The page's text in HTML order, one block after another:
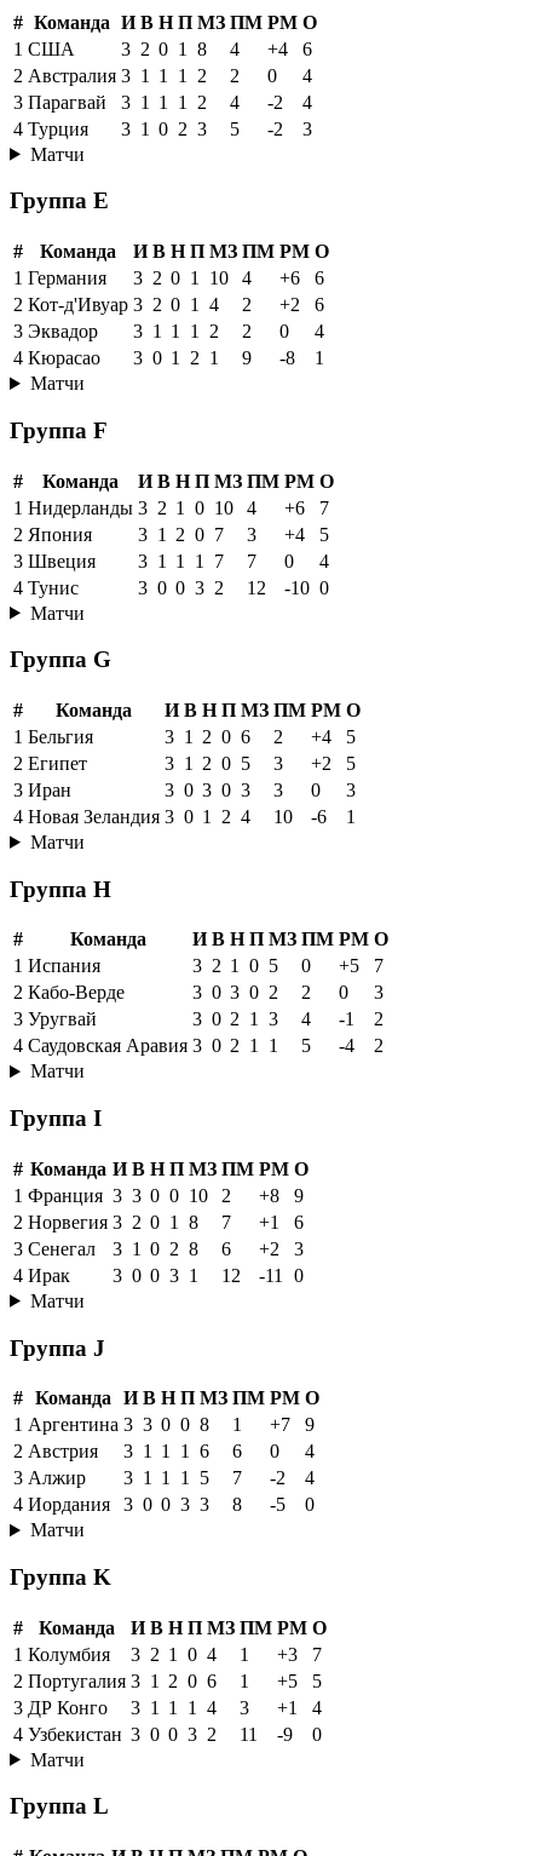
# Команда И В Н П МЗ ПМ РМ О
1 США 3 2 0 1 8 4 +4
6
2 Австралия 3 1 1 1 2 2 0
4
3 Парагвай 3 1 1 1 2 4 -2
4
4 Турция 3 1 0 2 3 5 -2
3
Матчи
Группа E
# Команда И В Н П МЗ ПМ РМ О
1 Германия 3 2 0 1 10 4 +6
6
2 Кот-д'Ивуар 3 2 0 1 4 2 +2
6
3 Эквадор 3 1 1 1 2 2 0
4
4 Кюрасао 3 0 1 2 1 9 -8
1
Матчи
Группа F
# Команда И В Н П МЗ ПМ РМ О
1 Нидерланды 3 2 1 0 10 4 +6
7
2 Япония 3 1 2 0 7 3 +4
5
3 Швеция 3 1 1 1 7 7 0
4
4 Тунис 3 0 0 3 2 12 -10 0
Матчи
Группа G
# Команда И В Н П МЗ ПМ РМ О
1 Бельгия 3 1 2 0 6 2 +4
5
2 Египет 3 1 2 0 5 3 +2
5
3 Иран 3 0 3 0 3 3 0
3
4 Новая Зеландия 3 0 1 2 4 10 -6
1
Матчи
Группа H
# Команда И В Н П МЗ ПМ РМ О
1 Испания 3 2 1 0 5 0 +5
7
2 Кабо-Верде 3 0 3 0 2 2 0
3
3 Уругвай 3 0 2 1 3 4 -1
2
4 Саудовская Аравия 3 0 2 1 1 5 -4
2
Матчи
Группа I
# Команда И В Н П МЗ ПМ РМ О
1 Франция 3 3 0 0 10 2 +8
9
2 Норвегия 3 2 0 1 8 7 +1
6
3 Сенегал 3 1 0 2 8 6 +2
3
4 Ирак 3 0 0 3 1 12 -11
0
Матчи
Группа J
# Команда И В Н П МЗ ПМ РМ О
1 Аргентина 3 3 0 0 8 1 +7
9
2 Австрия 3 1 1 1 6 6 0
4
3 Алжир 3 1 1 1 5 7 -2
4
4 Иордания 3 0 0 3 3 8 -5
0
Матчи
Группа K
# Команда И В Н П МЗ ПМ РМ О
1 Колумбия 3 2 1 0 4 1 +3
7
2 Португалия 3 1 2 0 6 1 +5
5
3 ДР Конго 3 1 1 1 4 3 +1
4
4 Узбекистан 3 0 0 3 2 11 -9
0
Матчи
Группа L